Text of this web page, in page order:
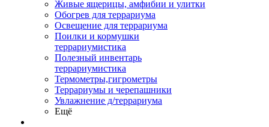
Живые ящерицы, амфибии и улитки
Обогрев для террариума
Освещение для террариума
Поилки и кормушки
террариумистика
Полезный инвентарь
террариумистика
Термометры,гигрометры
Террариумы и черепашники
Увлажнение д/террариума
Ещё